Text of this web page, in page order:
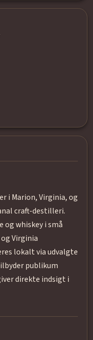
i Marion, Virginia, og
craft-destilleri.
og whiskey i små
Virginia
lokalt via udvalgte
publikum
direkte indsigt i